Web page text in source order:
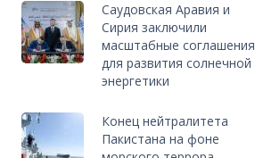
Саудовская Аравия и
Сирия заключили
масштабные соглашения
для развития солнечной
энергетики
Конец нейтралитета
Пакистана на фоне